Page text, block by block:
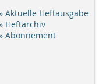
Aktuelle Heftausgabe
Heftarchiv
Abonnement